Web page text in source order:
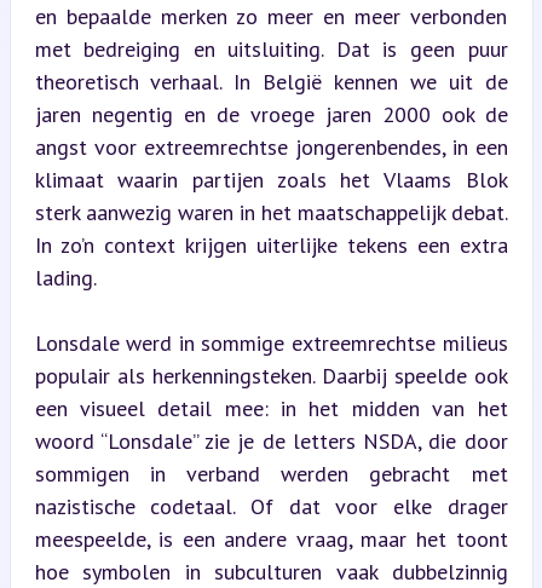
en bepaalde merken zo meer en meer verbonden
met bedreiging en uitsluiting. Dat is geen puur
theoretisch verhaal. In België kennen we uit de
jaren negentig en de vroege jaren 2000 ook de
angst voor extreemrechtse jongerenbendes, in een
klimaat waarin partijen zoals het Vlaams Blok
sterk aanwezig waren in het maatschappelijk debat.
In zo’n context krijgen uiterlijke tekens een extra
lading.
Lonsdale werd in sommige extreemrechtse milieus
populair als herkenningsteken. Daarbij speelde ook
een visueel detail mee: in het midden van het
woord “Lonsdale” zie je de letters NSDA, die door
sommigen in verband werden gebracht met
nazistische codetaal. Of dat voor elke drager
meespeelde, is een andere vraag, maar het toont
hoe symbolen in subculturen vaak dubbelzinnig